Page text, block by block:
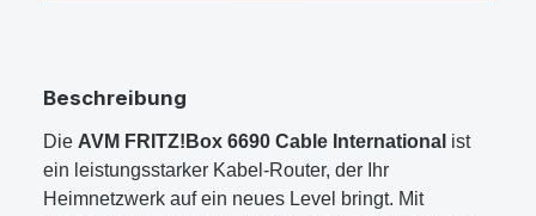
Beschreibung
Die AVM FRITZ!Box 6690 Cable International ist
ein leistungsstarker Kabel-Router, der Ihr
Heimnetzwerk auf ein neues Level bringt. Mit